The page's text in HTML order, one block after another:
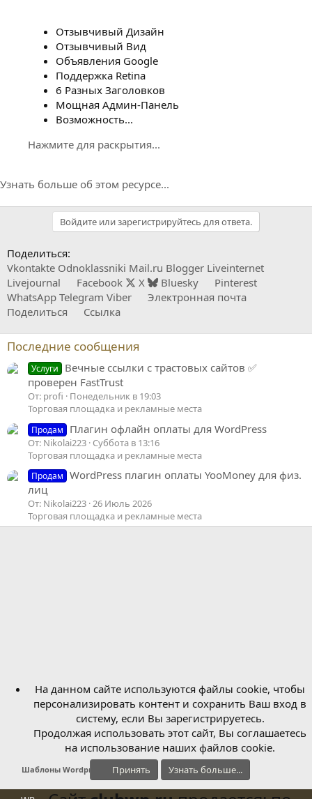
Отзывчивый Дизайн
Отзывчивый Вид
Объявления Google
Поддержка Retina
6 Разных Заголовков
Мощная Админ-Панель
Возможность...
Нажмите для раскрытия...
Узнать больше об этом ресурсе...
Войдите или зарегистрируйтесь для ответа.
Поделиться:
Vkontakte Odnoklassniki Mail.ru Blogger Liveinternet
Livejournal
Facebook X Bluesky
Pinterest
WhatsApp Telegram Viber
Электронная почта
Поделиться
Ссылка
Последние сообщения
Услуги
Вечные ссылки с трастовых сайтов ✅
проверен FastTrust
От: profi
Понедельник в 19:03
Торговая площадка и рекламные места
Продам Плагин офлайн оплаты для WordPress
От: Nikolai223 Суббота в 13:16
Торговая площадка и рекламные места
Продам
WordPress плагин оплаты YooMoney для физ.
лиц
От: Nikolai223 26 Июль 2026
Торговая площадка и рекламные места
Шаблоны Wordpress
На данном сайте используются файлы cookie, чтобы
персонализировать контент и сохранить Ваш вход в
систему, если Вы зарегистрируетесь.
Продолжая использовать этот сайт, Вы соглашаетесь
на использование наших файлов cookie.
Принять Узнать больше...